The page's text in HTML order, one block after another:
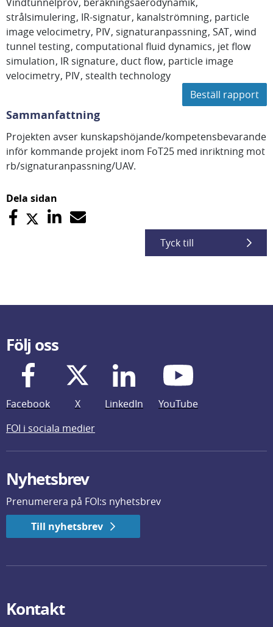
strålsimulering IR-signatur kanalströmning particle
image velocimetry PIV signaturanpassning SAT wind
tunnel testing computational fluid dynamics jet flow
simulation IR signature duct flow particle image
velocimetry PIV stealth technology
Beställ rapport
Sammanfattning
Projekten avser kunskapshöjande/kompetensbevarande
inför kommande projekt inom FoT25 med inriktning mot
rb/signaturanpassning/UAV.
Dela sidan
Tyck till
Följ oss
Facebook X LinkedIn
YouTube
FOI i sociala medier
Nyhetsbrev
Prenumerera på FOI:s nyhetsbrev
Till nyhetsbrev
Kontakt